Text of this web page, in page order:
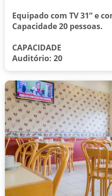
Equipado com TV 31” e
Capacidade 20 pessoas.
CAPACIDADE
Auditório: 20